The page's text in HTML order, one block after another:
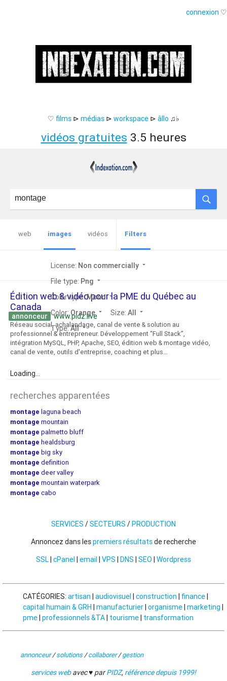
connexion ♡
♡ films ⊳ médias ⊳ workspace ⊳ âllo ♫♭
vidéos gratuites 3.5 heures
web images vidéos Filters
License: Non commercially arrow_drop_down
File type: Png arrow_drop_down
Color type:Mono arrow_drop_down
Color:Orange arrow_drop_down Size: All arrow_drop_down
Type:All arrow_drop_down
Édition web & vidéo pour la PME du Québec au
Canada
annonceur www.pidz.live
Réseau social, achalandage, canal de vente & solution au
professionnel & entrepreneur. Développement “Full Stack”,
intégration MySQL, PHP, Apache, SEO, édition web & montage vidéo,
canal de vente, outils d'entreprise, coaching et plus…
Loading...
recherches apparentées
montage laguna beach
montage mountain
montage palmetto bluff
montage healdsburg
montage big sky
montage definition
montage deer valley
montage mountain waterpark
montage cabo
SERVICES /SECTEURS /PRODUCTION
Annoncez dans lespremiers résultatsde recherche
SSL| cPanel | email | VPS | DNS | SEO | Wordpress
CATÉGORIES: artisan | audiovisuel | construction | finance|
capital humain & GRH | manufacturier| organisme| marketing |
pme| professionnels &TA| tourisme| transformation
annonceur/solutions/collaborer/gestion
services webavec ♥ parPIDZ, référence depuis 1999!